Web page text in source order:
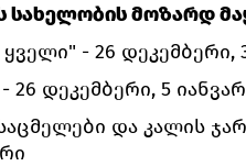
სახელობის მოზარდ
- 26 დეკემბერი,
26 დეკემბერი, 5
და კალის